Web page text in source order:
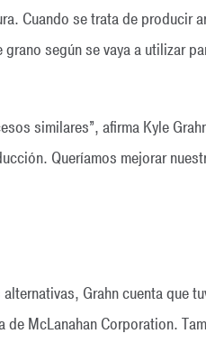
Cuando se trata de producir
según se vaya a utilizar
similares”, afirma Kyle
Queríamos mejorar
Grahn cuenta que
McLanahan Corporation.